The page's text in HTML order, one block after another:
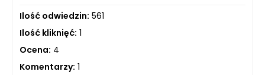
Ilość odwiedzin: 561
Ilość kliknięć: 1
Ocena: 4
Komentarzy: 1